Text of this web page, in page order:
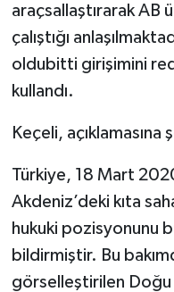
araçsallaştırarak AB
çalıştığı
oldubitti girişimini
kullandı.
Keçeli,
Türkiye, 18 Mart
Akdeniz’deki kıta
hukuki pozisyonunu
bildirmiştir. Bu
görselleştirilen Doğu